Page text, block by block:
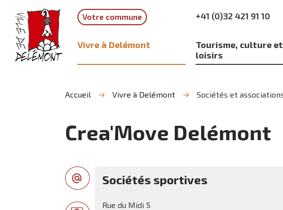
recherche
contenu
navigation
Votre commune +41 (0)32 421 91 10
Vivre à Delémont
Tourisme, culture et
loisirs
Accueil Vivre à Delémont Sociétés et
Crea'Move Delémont
Sociétés sportives
Rue du Midi 5